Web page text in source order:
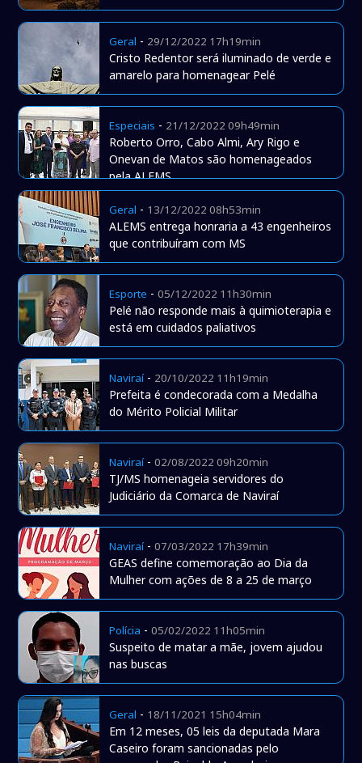
Geral - 29/12/2022 17h19min
Cristo Redentor será iluminado de verde e
amarelo para homenagear Pelé
Especiais - 21/12/2022 09h49min
Roberto Orro, Cabo Almi, Ary Rigo e
Onevan de Matos são homenageados
pela ALEMS
Geral - 13/12/2022 08h53min
ALEMS entrega honraria a 43 engenheiros
que contribuíram com MS
Esporte -05/12/2022 11h30min
Pelé não responde mais à quimioterapia e
está em cuidados paliativos
Naviraí- 20/10/2022 11h19min
Prefeita é condecorada com a Medalha
do Mérito Policial Militar
Naviraí-02/08/2022 09h20min
TJ/MS homenageia servidores do
Judiciário da Comarca de Naviraí
Naviraí-07/03/2022 17h39min
GEAS define comemoração ao Dia da
Mulher com ações de 8 a 25 de março
Polícia -05/02/2022 11h05min
Suspeito de matar a mãe, jovem ajudou
nas buscas
Geral - 18/11/2021 15h04min
Em 12 meses, 05 leis da deputada Mara
Caseiro foram sancionadas pelo